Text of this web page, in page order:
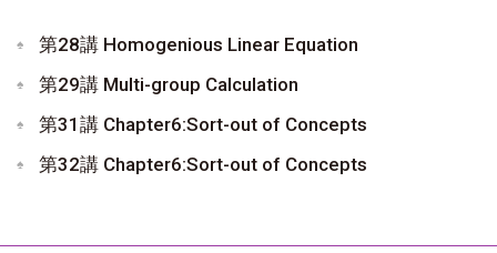
第28講 Homogenious Linear Equation
第29講 Multi-group Calculation
第31講 Chapter6:Sort-out of Concepts
第32講 Chapter6:Sort-out of Concepts